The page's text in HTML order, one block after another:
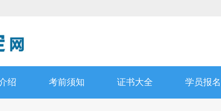
绍 考前须知 证书大全 学员报名